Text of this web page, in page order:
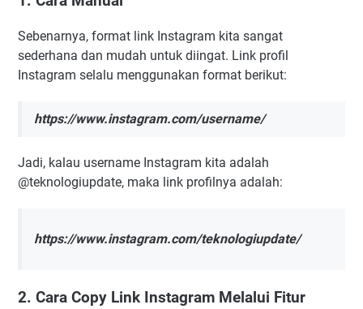
Sebenarnya, format link Instagram kita sangat
sederhana dan mudah untuk diingat. Link profil
Instagram selalu menggunakan format berikut:
https://www.instagram.com/username/
Jadi, kalau username Instagram kita adalah
@teknologiupdate, maka link profilnya adalah:
https://www.instagram.com/teknologiupdate/
2. Cara Copy Link Instagram Melalui Fitur